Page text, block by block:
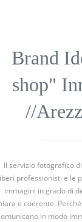
Brand
shop"
//
Il servizio fotografico
professionisti e le
immagini in grado di
e coerente.
in modo